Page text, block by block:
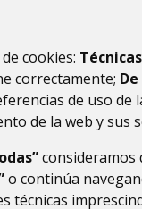
cookies: Técnicas
correctamente; De
de uso de
de la web y sus
consideramos
o continúa
técnicas